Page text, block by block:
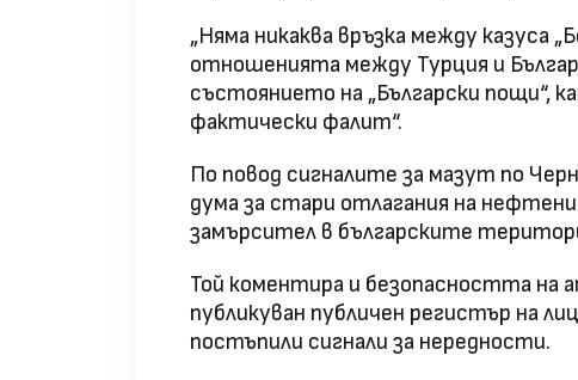
„Няма никаква връзка между казуса
отношенията между Турция и
състоянието на „Български пощи“,
фактически фалит“.
По повод сигналите за мазут по
дума за стари отлагания на
замърсител в българските
Той коментира и безопасността на
публикуван публичен регистър на
постъпили сигнали за нередности.